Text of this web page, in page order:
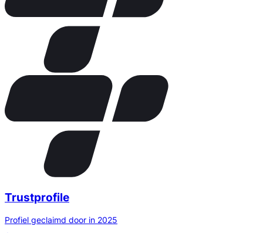
Trustprofile
Profiel geclaimd door in 2025